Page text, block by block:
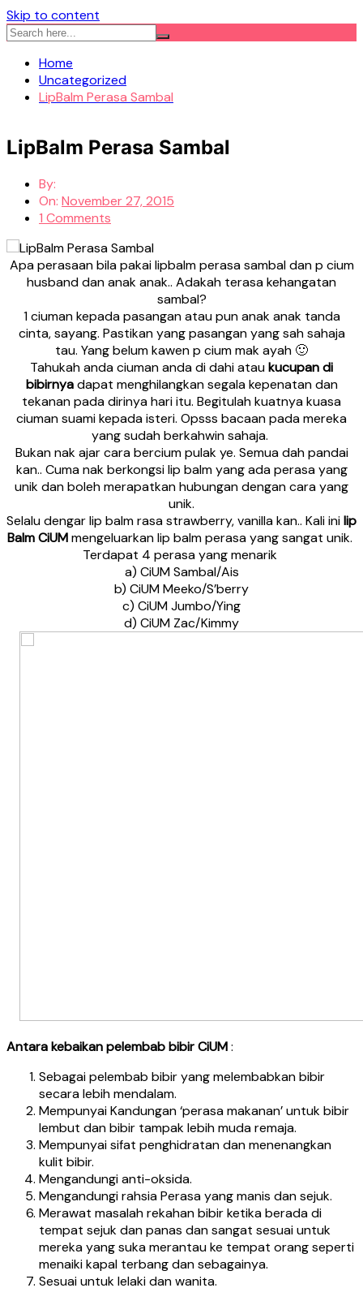
Skip to content
Home
Uncategorized
LipBalm Perasa Sambal
LipBalm Perasa Sambal
By:
On: November 27, 2015
1 Comments
Apa perasaan bila pakai lipbalm perasa sambal dan p cium
husband dan anak anak.. Adakah terasa kehangatan
sambal?
1 ciuman kepada pasangan atau pun anak anak tanda
cinta, sayang. Pastikan yang pasangan yang sah sahaja
tau. Yang belum kawen p cium mak ayah 🙂
Tahukah anda ciuman anda di dahi ataukucupan di
bibirnyadapat menghilangkan segala kepenatan dan
tekanan pada dirinya hari itu. Begitulah kuatnya kuasa
ciuman suami kepada isteri. Opsss bacaan pada mereka
yang sudah berkahwin sahaja.
Bukan nak ajar cara bercium pulak ye. Semua dah pandai
kan.. Cuma nak berkongsi lip balm yang ada perasa yang
unik dan boleh merapatkan hubungan dengan cara yang
unik.
Selalu dengar lip balm rasa strawberry, vanilla kan.. Kali inilip
Balm CiUMmengeluarkan lip balm perasa yang sangat unik.
Terdapat 4 perasa yang menarik
a) CiUM Sambal/Ais
b) CiUM Meeko/S’berry
c) CiUM Jumbo/Ying
d) CiUM Zac/Kimmy
Antara kebaikan pelembab bibir CiUM:
Sebagai pelembab bibir yang melembabkan bibir
secara lebih mendalam.
Mempunyai Kandungan ‘perasa makanan’ untuk bibir
lembut dan bibir tampak lebih muda remaja.
Mempunyai sifat penghidratan dan menenangkan
kulit bibir.
Mengandungi anti-oksida.
Mengandungi rahsia Perasa yang manis dan sejuk.
Merawat masalah rekahan bibir ketika berada di
tempat sejuk dan panas dan sangat sesuai untuk
mereka yang suka merantau ke tempat orang seperti
menaiki kapal terbang dan sebagainya.
Sesuai untuk lelaki dan wanita.